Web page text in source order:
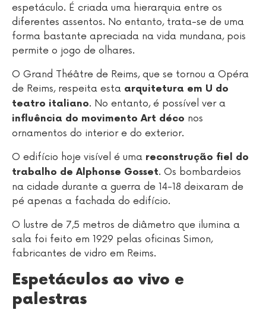
espetáculo. É criada uma hierarquia entre os
diferentes assentos. No entanto, trata-se de uma
forma bastante apreciada na vida mundana, pois
permite o jogo de olhares.
O Grand Théâtre de Reims, que se tornou a Opéra
de Reims, respeita esta arquitetura em U do
teatro italiano. No entanto, é possível ver a
influência do movimento Art déco nos
ornamentos do interior e do exterior.
O edifício hoje visível é uma reconstrução fiel do
trabalho de Alphonse Gosset. Os bombardeios
na cidade durante a guerra de 14-18 deixaram de
pé apenas a fachada do edifício.
O lustre de 7,5 metros de diâmetro que ilumina a
sala foi feito em 1929 pelas oficinas Simon,
fabricantes de vidro em Reims.
Espetáculos ao vivo e
palestras